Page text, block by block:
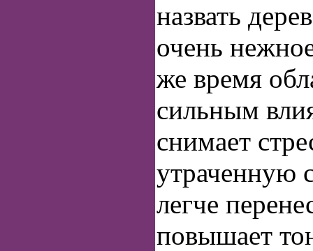
назвать
очень
же время
сильным
снимает
утраченную
легче
повышает